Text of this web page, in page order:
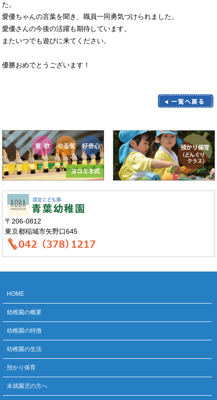
た。
愛優ちゃんの言葉を聞き、職員一同勇気づけられました。
愛優さんの今後の活躍も期待しています。
またいつでも遊びに来てください。
優勝おめでとうございます！
〒206-0812
東京都稲城市矢野口645
HOME
幼稚園の概要
幼稚園の特徴
幼稚園の生活
預かり保育
未就園児の方へ